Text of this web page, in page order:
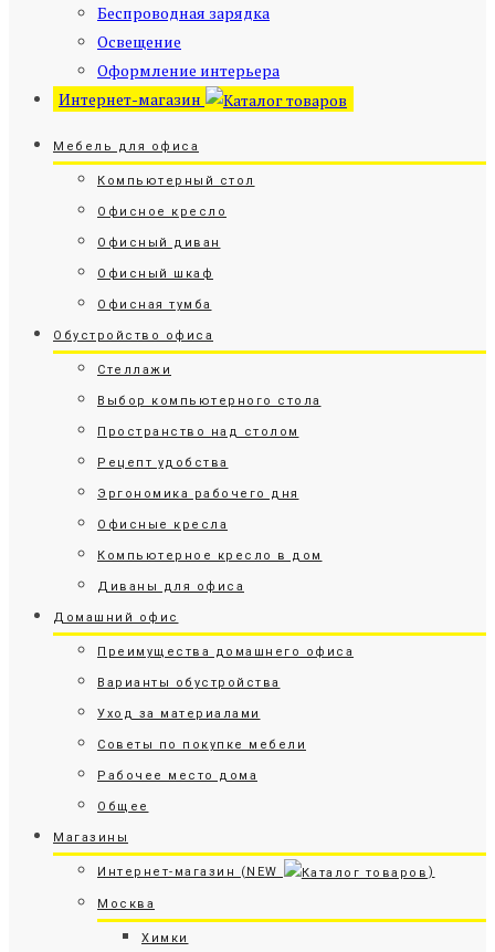
Беспроводная зарядка
Освещение
Оформление интерьера
Интернет-магазин
Мебель для офиса
Компьютерный стол
Офисное кресло
Офисный диван
Офисный шкаф
Офисная тумба
Обустройство офиса
Стеллажи
Выбор компьютерного стола
Пространство над столом
Рецепт удобства
Эргономика рабочего дня
Офисные кресла
Компьютерное кресло в дом
Диваны для офиса
Домашний офис
Преимущества домашнего офиса
Варианты обустройства
Уход за материалами
Советы по покупке мебели
Рабочее место дома
Общее
Магазины
Интернет-магазин (NEW )
Москва
Химки